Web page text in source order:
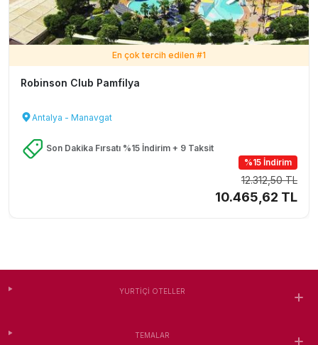
En çok tercih edilen #1
Robinson Club Pamfilya
Antalya - Manavgat
Son Dakika Fırsatı %15 İndirim + 9 Taksit
%15 İndirim
12.312,50 TL
10.465,62 TL
YURTIÇI OTELLER
TEMALAR